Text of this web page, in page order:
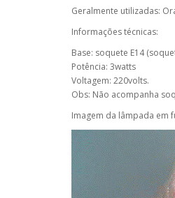
Geralmente utilizadas:
Informações técnicas:
Base: soquete E14
Potência: 3watts
Voltagem: 220volts.
Obs: Não acompanha
Imagem da lâmpada em